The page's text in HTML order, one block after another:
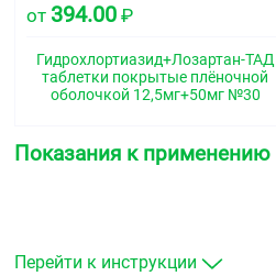
от 394.00 ₽
Гидрохлортиазид+Лозартан-ТАД
таблетки покрытые плёночной
оболочкой 12,5мг+50мг №30
Показания к применению
Перейти к инструкции